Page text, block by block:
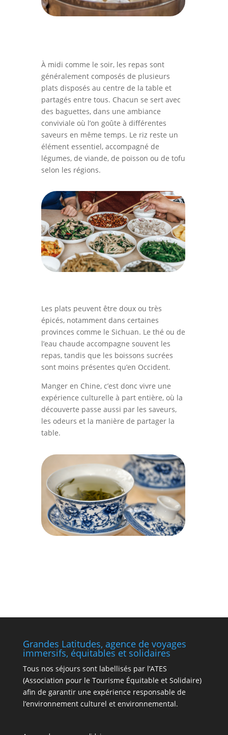
À midi comme le soir, les repas sont
généralement composés de plusieurs
plats disposés au centre de la table et
partagés entre tous. Chacun se sert avec
des baguettes, dans une ambiance
conviviale où l’on goûte à différentes
saveurs en même temps. Le riz reste un
élément essentiel, accompagné de
légumes, de viande, de poisson ou de tofu
selon les régions.
Les plats peuvent être doux ou très
épicés, notamment dans certaines
provinces comme le Sichuan. Le thé ou de
l’eau chaude accompagne souvent les
repas, tandis que les boissons sucrées
sont moins présentes qu’en Occident.
Manger en Chine, c’est donc vivre une
expérience culturelle à part entière, où la
découverte passe aussi par les saveurs,
les odeurs et la manière de partager la
table.
Grandes Latitudes, agence de voyages
immersifs, équitables et solidaires
Tous nos séjours sont labellisés par l’ATES
(Association pour le Tourisme Équitable et Solidaire)
afin de garantir une expérience responsable de
l’environnement culturel et environnemental.